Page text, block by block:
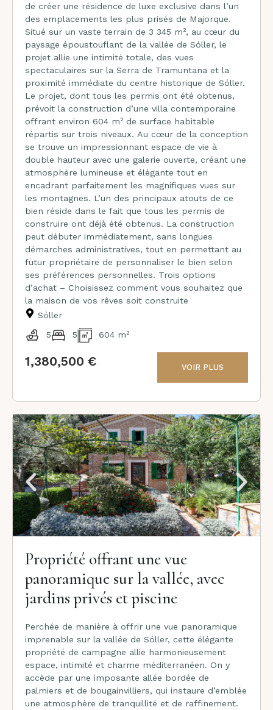
de créer une résidence de luxe exclusive dans l’un
des emplacements les plus prisés de Majorque.
Situé sur un vaste terrain de 3 345 m², au cœur du
paysage époustouflant de la vallée de Sóller, le
projet allie une intimité totale, des vues
spectaculaires sur la Serra de Tramuntana et la
proximité immédiate du centre historique de Sóller.
Le projet, dont tous les permis ont été obtenus,
prévoit la construction d’une villa contemporaine
offrant environ 604 m² de surface habitable
répartis sur trois niveaux. Au cœur de la conception
se trouve un impressionnant espace de vie à
double hauteur avec une galerie ouverte, créant une
atmosphère lumineuse et élégante tout en
encadrant parfaitement les magnifiques vues sur
les montagnes. L’un des principaux atouts de ce
bien réside dans le fait que tous les permis de
construire ont déjà été obtenus. La construction
peut débuter immédiatement, sans longues
démarches administratives, tout en permettant au
futur propriétaire de personnaliser le bien selon
ses préférences personnelles. Trois options
d’achat – Choisissez comment vous souhaitez que
la maison de vos rêves soit construite
Sóller
5 5 604 m²
1,380,500 € VOIR PLUS
Propriété offrant une vue
panoramique sur la vallée, avec
jardins privés et piscine
Perchée de manière à offrir une vue panoramique
imprenable sur la vallée de Sóller, cette élégante
propriété de campagne allie harmonieusement
espace, intimité et charme méditerranéen. On y
accède par une imposante allée bordée de
palmiers et de bougainvilliers, qui instaure d’emblée
une atmosphère de tranquillité et de raffinement.